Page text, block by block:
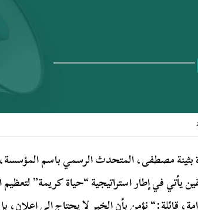
مصطفى، المتحدث الرسمي باسم المؤسسة،
يأتي في إطار استراتيجية “حياة كريمة”
قائلة:“ نؤمن بأن الخير لا يحتاج إلى